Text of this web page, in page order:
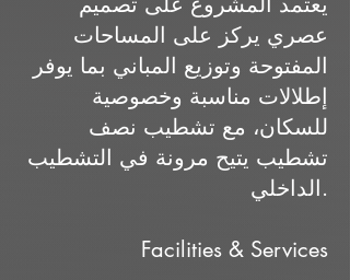
عصري يركز على المساحات
المفتوحة وتوزيع المباني بما يوفر
إطلالات مناسبة وخصوصية
للسكان، مع تشطيب نصف
تشطيب يتيح مرونة في التشطيب
الداخلي.
Facilities & Services